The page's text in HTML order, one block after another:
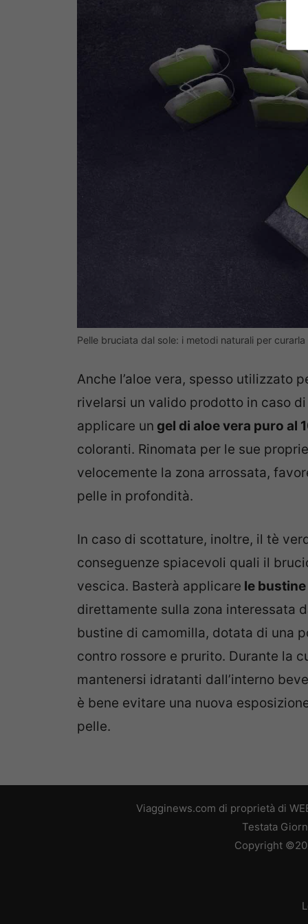
Pelle bruciata dal sole: i metodi naturali per
Anche l’aloe vera, spesso utilizzato
rivelarsi un valido prodotto in caso
applicare un gel di aloe vera puro al
coloranti. Rinomata per le sue
velocemente la zona arrossata,
pelle in profondità.
In caso di scottature, inoltre, il tè
conseguenze spiacevoli quali il
vescica. Basterà applicare le
direttamente sulla zona interessata
bustine di camomilla, dotata di una
contro rossore e prurito. Durante la
mantenersi idratanti dall’interno
è bene evitare una nuova
pelle.
Viagginews.com di proprietà di
Testata
Copyright